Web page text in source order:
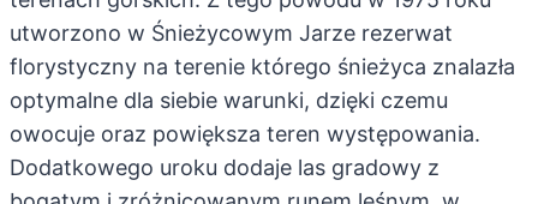
utworzono w Śnieżycowym Jarze rezerwat
florystyczny na terenie którego śnieżyca znalazła
optymalne dla siebie warunki, dzięki czemu
owocuje oraz powiększa teren występowania.
Dodatkowego uroku dodaje las gradowy z